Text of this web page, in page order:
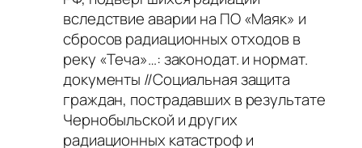
вследствие аварии на ПО «Маяк» и
сбросов радиационных отходов в
реку «Теча»…: законодат. и нормат.
документы //Социальная защита
граждан, пострадавших в результате
Чернобыльской и других
радиационных катастроф и